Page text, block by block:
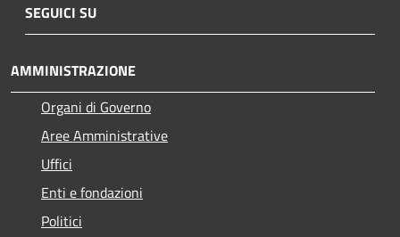
SEGUICI SU
AMMINISTRAZIONE
Organi di Governo
Aree Amministrative
Uffici
Enti e fondazioni
Politici